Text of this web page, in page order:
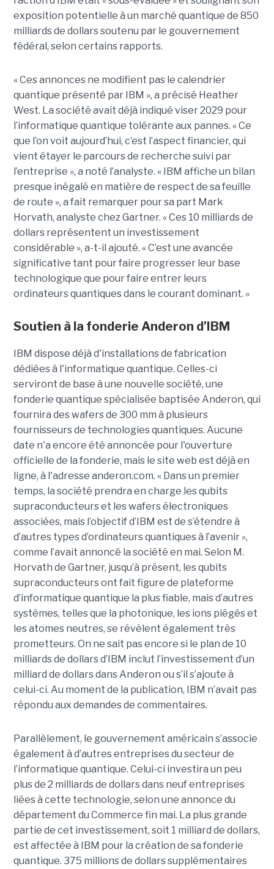
exposition potentielle à un marché quantique de 850
milliards de dollars soutenu par le gouvernement
fédéral, selon certains rapports.
« Ces annonces ne modifient pas le calendrier
quantique présenté par IBM », a précisé Heather
West. La société avait déjà indiqué viser 2029 pour
l’informatique quantique tolérante aux pannes. « Ce
que l’on voit aujourd’hui, c’est l’aspect financier, qui
vient étayer le parcours de recherche suivi par
l’entreprise », a noté l’analyste. « IBM affiche un bilan
presque inégalé en matière de respect de sa feuille
de route », a fait remarquer pour sa part Mark
Horvath, analyste chez Gartner. « Ces 10 milliards de
dollars représentent un investissement
considérable », a-t-il ajouté. « C’est une avancée
significative tant pour faire progresser leur base
technologique que pour faire entrer leurs
ordinateurs quantiques dans le courant dominant. »
Soutien à la fonderie Anderon d’IBM
IBM dispose déjà d'installations de fabrication
dédiées à l'informatique quantique. Celles-ci
serviront de base à une nouvelle société, une
fonderie quantique spécialisée baptisée Anderon, qui
fournira des wafers de 300 mm à plusieurs
fournisseurs de technologies quantiques. Aucune
date n'a encore été annoncée pour l'ouverture
officielle de la fonderie, mais le site web est déjà en
ligne, à l'adresse anderon.com. « Dans un premier
temps, la société prendra en charge les qubits
supraconducteurs et les wafers électroniques
associées, mais l’objectif d’IBM est de s’étendre à
d’autres types d’ordinateurs quantiques à l’avenir »,
comme l’avait annoncé la société en mai. Selon M.
Horvath de Gartner, jusqu’à présent, les qubits
supraconducteurs ont fait figure de plateforme
d’informatique quantique la plus fiable, mais d’autres
systèmes, telles que la photonique, les ions piégés et
les atomes neutres, se révèlent également très
prometteurs. On ne sait pas encore si le plan de 10
milliards de dollars d’IBM inclut l’investissement d’un
milliard de dollars dans Anderon ou s’il s’ajoute à
celui-ci. Au moment de la publication, IBM n’avait pas
répondu aux demandes de commentaires.
Parallèlement, le gouvernement américain s’associe
également à d’autres entreprises du secteur de
l’informatique quantique. Celui-ci investira un peu
plus de 2 milliards de dollars dans neuf entreprises
liées à cette technologie, selon une annonce du
département du Commerce fin mai. La plus grande
partie de cet investissement, soit 1 milliard de dollars,
est affectée à IBM pour la création de sa fonderie
quantique. 375 millions de dollars supplémentaires